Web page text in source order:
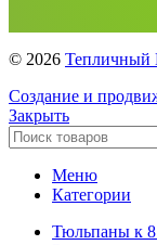
© 2026 Тепличный
Создание и
Закрыть
Меню
Категории
Тюльпаны к 8